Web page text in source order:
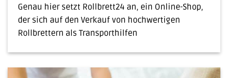
Genau hier setzt Rollbrett24 an, ein Online-Shop,
der sich auf den Verkauf von hochwertigen
Rollbrettern als Transporthilfen